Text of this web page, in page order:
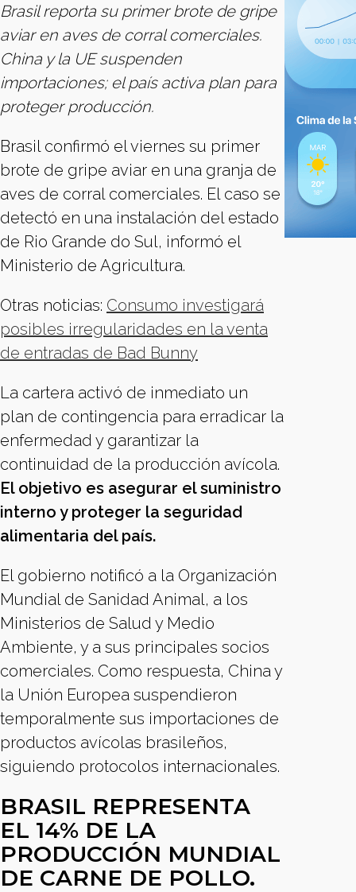
Brasil reporta su primer brote de gripe
aviar en aves de corral comerciales.
China y la UE suspenden
importaciones; el país activa plan para
proteger producción.
Brasil confirmó el viernes su primer
brote de gripe aviar en una granja de
aves de corral comerciales. El caso se
detectó en una instalación del estado
de Rio Grande do Sul, informó el
Ministerio de Agricultura.
Otras noticias: Consumo investigará
posibles irregularidades en la venta
de entradas de Bad Bunny
La cartera activó de inmediato un
plan de contingencia para erradicar la
enfermedad y garantizar la
continuidad de la producción avícola.
El objetivo es asegurar el suministro
interno y proteger la seguridad
alimentaria del país.
El gobierno notificó a la Organización
Mundial de Sanidad Animal, a los
Ministerios de Salud y Medio
Ambiente, y a sus principales socios
comerciales. Como respuesta, China y
la Unión Europea suspendieron
temporalmente sus importaciones de
productos avícolas brasileños,
siguiendo protocolos internacionales.
BRASIL REPRESENTA
EL 14% DE LA
PRODUCCIÓN MUNDIAL
DE CARNE DE POLLO.